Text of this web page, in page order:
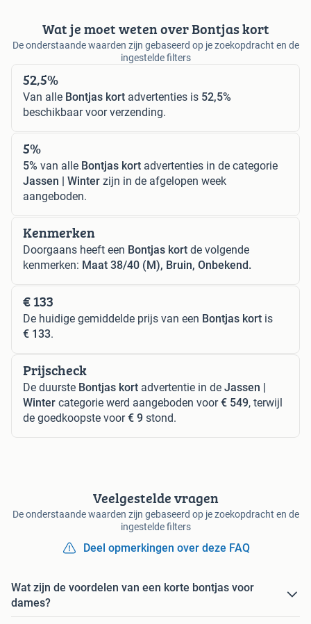
Wat je moet weten over Bontjas kort
De onderstaande waarden zijn gebaseerd op je zoekopdracht en de
ingestelde filters
52,5%
Van alle Bontjas kort advertenties is 52,5%
beschikbaar voor verzending.
5%
5% van alle Bontjas kort advertenties in de categorie
Jassen | Winter zijn in de afgelopen week
aangeboden.
Kenmerken
Doorgaans heeft een Bontjas kort de volgende
kenmerken: Maat 38/40 (M), Bruin, Onbekend.
€ 133
De huidige gemiddelde prijs van een Bontjas kort is
€ 133.
Prijscheck
De duurste Bontjas kort advertentie in de Jassen |
Winter categorie werd aangeboden voor€ 549, terwijl
de goedkoopste voor€ 9 stond.
Veelgestelde vragen
De onderstaande waarden zijn gebaseerd op je zoekopdracht en de
ingestelde filters
Deel opmerkingen over deze FAQ
Wat zijn de voordelen van een korte bontjas voor
dames?